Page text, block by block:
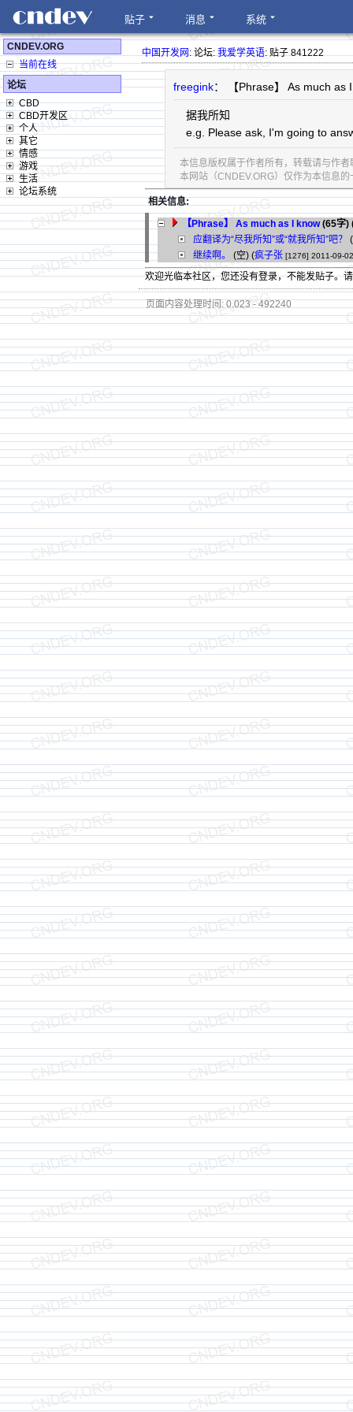
贴子 消息 系统
CNDEV.ORG
当前在线
论坛
CBD
CBD开发区
个人
其它
情感
游戏
生活
论坛系统
中国开发网: 论坛:我爱学英语: 贴子 841222
freegink： 【Phrase】 As much as
据我所知
e.g. Please ask, I'm going to
本信息版权属于作者所有，转载请与作
本网站（CNDEV.ORG）仅作为本信息
相关信息:
【Phrase】 As much as I know (65字)
应翻译为“尽我所知”或“就我所知”吧？
继续啊。
(空) (疯子张 [1276] 2011-09-
欢迎光临本社区，您还没有登录，不能发贴子。
页面内容处理时间: 0.023 - 492240